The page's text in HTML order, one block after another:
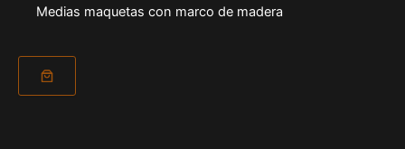
Medias maquetas con marco de madera